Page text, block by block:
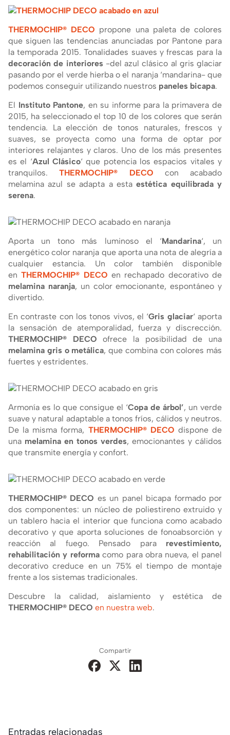
THERMOCHIP® DECO propone una paleta de colores
que siguen las tendencias anunciadas por Pantone para
la temporada 2015. Tonalidades suaves y frescas para la
decoración de interiores-del azul clásico al gris glaciar
pasando por el verde hierba o el naranja ‘mandarina- que
podemos conseguir utilizando nuestros paneles bicapa.
El Instituto Pantone, en su informe para la primavera de
2015, ha seleccionado el top 10 de los colores que serán
tendencia. La elección de tonos naturales, frescos y
suaves, se proyecta como una forma de optar por
interiores relajantes y claros. Uno de los más presentes
es el ‘Azul Clásico‘ que potencia los espacios vitales y
tranquilos.THERMOCHIP® DECO con acabado
melamina azul se adapta a estaestética equilibrada y
serena.
Aporta un tono más luminoso el ‘Mandarina‘, un
energético color naranja que aporta una nota de alegrí­a a
cualquier estancia. Un color también disponible
enTHERMOCHIP® DECO en rechapado decorativo de
melamina naranja, un color emocionante, espontáneo y
divertido.
En contraste con los tonos vivos, el ‘Gris glaciar‘ aporta
la sensación de atemporalidad, fuerza y discrección.
THERMOCHIP® DECO ofrece la posibilidad de una
melamina gris o metálica, que combina con colores más
fuertes y estridentes.
Armoní­a es lo que consigue el ‘Copa de árbol’, un verde
suave y natural adaptable a tonos frí­os, cálidos y neutros.
De la misma forma, THERMOCHIP® DECO dispone de
una melamina en tonos verdes, emocionantes y cálidos
que transmite energí­a y confort.
THERMOCHIP® DECO es un panel bicapa formado por
dos componentes: un núcleo de poliestireno extruido y
un tablero hacia el interior que funciona como acabado
decorativo y que aporta soluciones de fonoabsorción y
reacción al fuego. Pensado para revestimiento,
rehabilitación y reformacomo para obra nueva, el panel
decorativo creduce en un 75% el tiempo de montaje
frente a los sistemas tradicionales.
Descubre la calidad, aislamiento y estética de
THERMOCHIP® DECO en nuestra web.
Compartir
Entradas relacionadas